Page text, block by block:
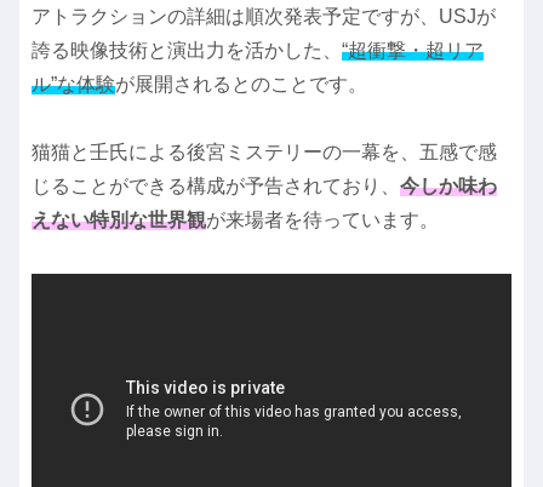
アトラクションの詳細は順次発表予定ですが、USJが
誇る映像技術と演出力を活かした、 “超衝撃・超リア
ル”な体験が展開されるとのことです。
猫猫と壬氏による後宮ミステリーの一幕を、五感で感
じることができる構成が予告されており、 今しか味わ
えない特別な世界観が来場者を待っています。